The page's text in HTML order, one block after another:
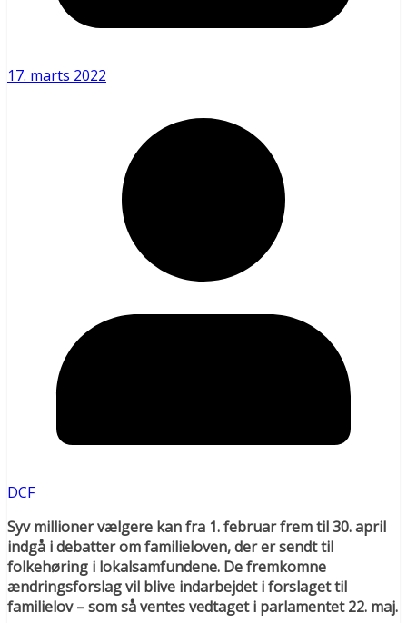
17. marts 2022
DCF
Syv millioner vælgere kan fra 1. februar frem til 30. april
indgå i debatter om familieloven, der er sendt til
folkehøring i lokalsamfundene. De fremkomne
ændringsforslag vil blive indarbejdet i forslaget til
familielov – som så ventes vedtaget i parlamentet 22. maj.